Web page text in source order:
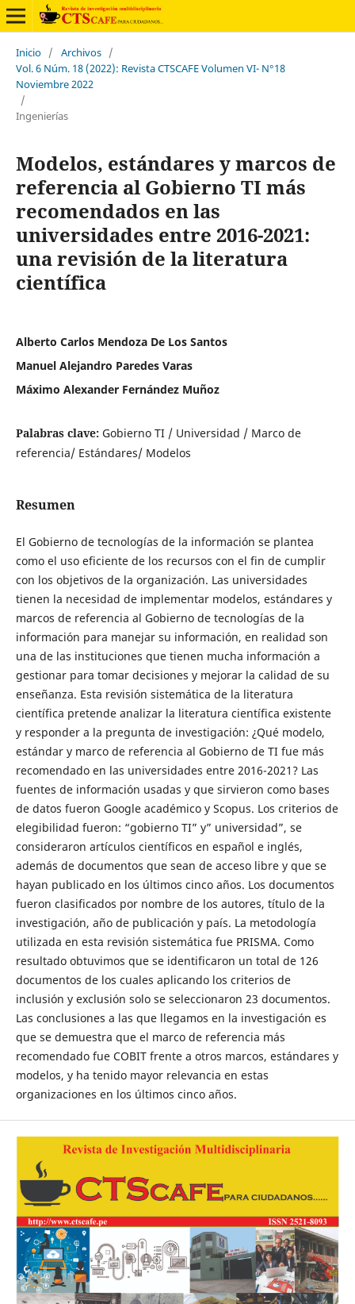
Inicio / Archivos /
Vol. 6 Núm. 18 (2022): Revista CTSCAFE Volumen VI- N°18
Noviembre 2022
/
Ingenierías
Modelos, estándares y marcos de
referencia al Gobierno TI más
recomendados en las
universidades entre 2016-2021:
una revisión de la literatura
científica
Alberto Carlos Mendoza De Los Santos
Manuel Alejandro Paredes Varas
Máximo Alexander Fernández Muñoz
Palabras clave: Gobierno TI / Universidad / Marco de
referencia/ Estándares/ Modelos
Resumen
El Gobierno de tecnologías de la información se plantea
como el uso eficiente de los recursos con el fin de cumplir
con los objetivos de la organización. Las universidades
tienen la necesidad de implementar modelos, estándares y
marcos de referencia al Gobierno de tecnologías de la
información para manejar su información, en realidad son
una de las instituciones que tienen mucha información a
gestionar para tomar decisiones y mejorar la calidad de su
enseñanza. Esta revisión sistemática de la literatura
científica pretende analizar la literatura científica existente
y responder a la pregunta de investigación: ¿Qué modelo,
estándar y marco de referencia al Gobierno de TI fue más
recomendado en las universidades entre 2016-2021? Las
fuentes de información usadas y que sirvieron como bases
de datos fueron Google académico y Scopus. Los criterios de
elegibilidad fueron: “gobierno TI” y” universidad”, se
consideraron artículos científicos en español e inglés,
además de documentos que sean de acceso libre y que se
hayan publicado en los últimos cinco años. Los documentos
fueron clasificados por nombre de los autores, título de la
investigación, año de publicación y país. La metodología
utilizada en esta revisión sistemática fue PRISMA. Como
resultado obtuvimos que se identificaron un total de 126
documentos de los cuales aplicando los criterios de
inclusión y exclusión solo se seleccionaron 23 documentos.
Las conclusiones a las que llegamos en la investigación es
que se demuestra que el marco de referencia más
recomendado fue COBIT frente a otros marcos, estándares y
modelos, y ha tenido mayor relevancia en estas
organizaciones en los últimos cinco años.